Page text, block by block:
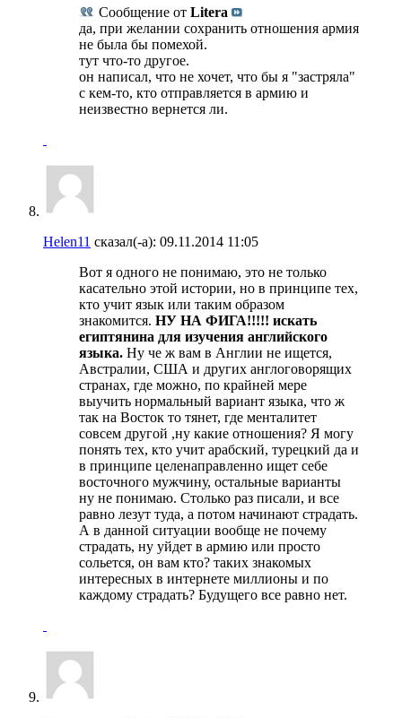
Сообщение от Litera
да, при желании сохранить отношения армия
не была бы помехой.
тут что-то другое.
он написал, что не хочет, что бы я "застряла"
с кем-то, кто отправляется в армию и
неизвестно вернется ли.
Helen11 сказал(-а): 09.11.2014 11:05
Вот я одного не понимаю, это не только
касательно этой истории, но в принципе тех,
кто учит язык или таким образом
знакомится. НУ НА ФИГА!!!!! искать
египтянина для изучения английского
языка. Ну че ж вам в Англии не ищется,
Австралии, США и других англоговорящих
странах, где можно, по крайней мере
выучить нормальный вариант языка, что ж
так на Восток то тянет, где менталитет
совсем другой ,ну какие отношения? Я могу
понять тех, кто учит арабский, турецкий да и
в принципе целенаправленно ищет себе
восточного мужчину, остальные варианты
ну не понимаю. Столько раз писали, и все
равно лезут туда, а потом начинают страдать.
А в данной ситуации вообще не почему
страдать, ну уйдет в армию или просто
сольется, он вам кто? таких знакомых
интересных в интернете миллионы и по
каждому страдать? Будущего все равно нет.